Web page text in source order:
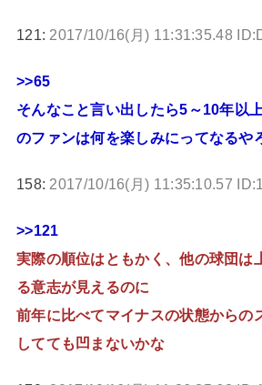
121: 2017/10/16(月) 11:31:35.48
>>65
そんなこと言い出したら5～10年以
のファンは何を楽しみにってなるや
158: 2017/10/16(月) 11:35:10.57
>>121
実際の順位はともかく、他の球団は
る意志が見えるのに
前年に比べてマイナスの状態からの
してても凹まないかな